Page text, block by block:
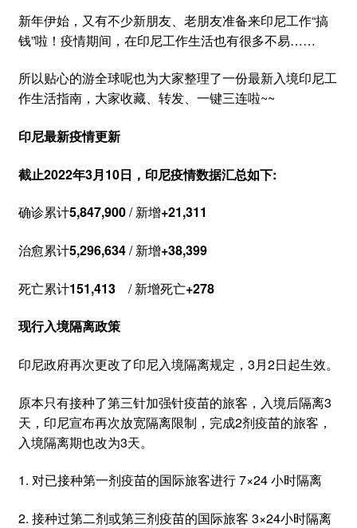
新年伊始，又有不少新朋友、老朋友准备来印尼工作“搞
钱”啦！疫情期间，在印尼工作生活也有很多不易……
所以贴心的游全球呢也为大家整理了一份最新入境印尼工
作生活指南，大家收藏、转发、一键三连啦~~
印尼最新疫情更新
截止2022年3月10日，印尼疫情数据汇总如下:
确诊累计5,847,900/ 新增+21,311
治愈累计5,296,634/ 新增+38,399
死亡累计151,413 / 新增死亡+278
现行入境隔离政策
印尼政府再次更改了印尼入境隔离规定，3月2日起生效。
原本只有接种了第三针加强针疫苗的旅客，入境后隔离3
天，印尼宣布再次放宽隔离限制，完成2剂疫苗的旅客，
入境隔离期也改为3天。
1. 对已接种第一剂疫苗的国际旅客进行 7×24 小时隔离
2. 接种过第二剂或第三剂疫苗的国际旅客 3×24小时隔离